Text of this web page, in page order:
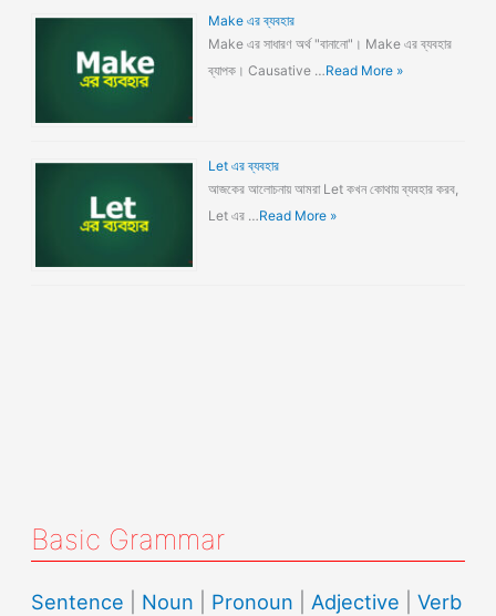
Make এর ব্যবহার
Make এর সাধারণ অর্থ "বানানো"। Make এর ব্যবহার
ব্যাপক। Causative …Read More »
Let এর ব্যবহার
আজকের আলোচনায় আমরা Let কখন কোথায় ব্যবহার করব,
Let এর …Read More »
Basic Grammar
Sentence Noun Pronoun Adjective |Verb